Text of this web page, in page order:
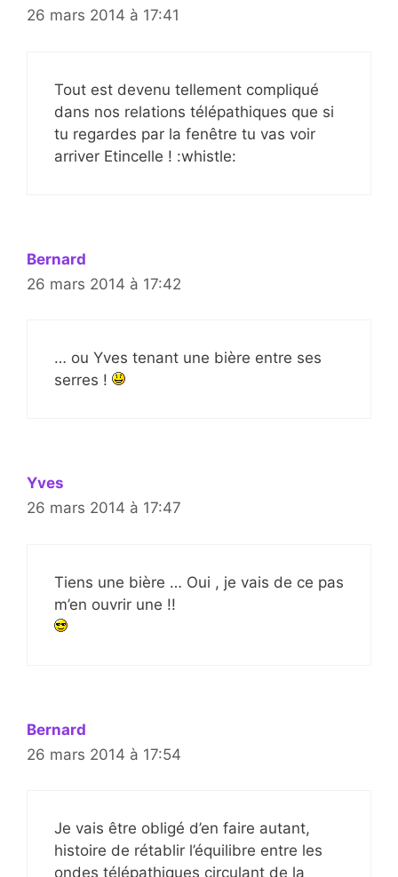
26 mars 2014 à 17:41
Tout est devenu tellement compliqué
dans nos relations télépathiques que si
tu regardes par la fenêtre tu vas voir
arriver Etincelle ! :whistle:
Bernard
26 mars 2014 à 17:42
… ou Yves tenant une bière entre ses
serres !
Yves
26 mars 2014 à 17:47
Tiens une bière … Oui , je vais de ce pas
m’en ouvrir une !!
Bernard
26 mars 2014 à 17:54
Je vais être obligé d’en faire autant,
histoire de rétablir l’équilibre entre les
ondes télépathiques circulant de la